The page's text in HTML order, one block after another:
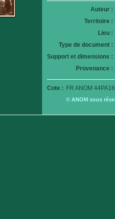
Auteur :
Territoire :
Lieu :
Type de document :
Support et dimensions :
Provenance :
Cote : FR ANOM
© ANOM sous